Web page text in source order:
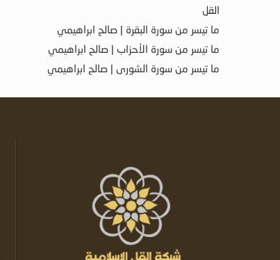
القل
ما تيسر من سورة البقرة | صالح ابراهيمي
ما تيسر من سورة الأحزاب | صالح ابراهيمي
ما تيسر من سورة الشورى | صالح ابراهيمي